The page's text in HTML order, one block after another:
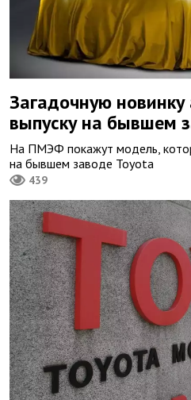
Загадочную
выпуску на бывшем
На ПМЭФ покажут модель,
на бывшем заводе Toyota
439